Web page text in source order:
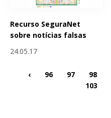
Recurso SeguraNet
sobre notícias falsas
24.05.17
‹ 96 97 98
103